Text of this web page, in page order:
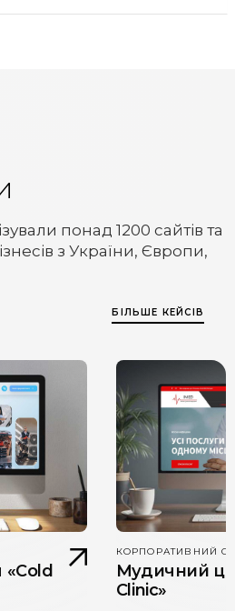
понад 1200 сайтів та
з України, Європи,
БІЛЬШЕ КЕЙСІВ
«Cold
КОРПОРАТИВНИЙ
Мудичний
Clinic»